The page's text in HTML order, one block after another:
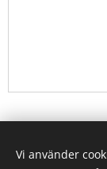
Vi använder